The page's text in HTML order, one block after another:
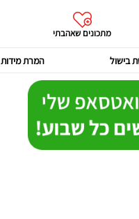
מתכונים שאהבתי
בישול המרת מידות